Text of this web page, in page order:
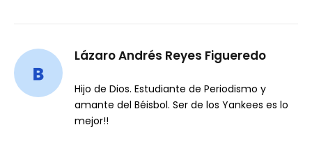
Lázaro Andrés Reyes Figueredo
Hijo de Dios. Estudiante de Periodismo y
amante del Béisbol. Ser de los Yankees es lo
mejor!!